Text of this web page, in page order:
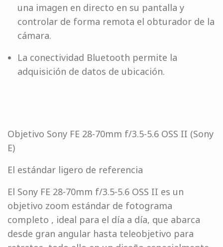
una imagen en directo en su pantalla y
controlar de forma remota el obturador de la
cámara.
La conectividad Bluetooth permite la
adquisición de datos de ubicación.
Objetivo Sony FE 28-70mm f/3.5-5.6 OSS II (Sony
E)
El estándar ligero de referencia
El Sony FE 28-70mm f/3.5-5.6 OSS II es un
objetivo zoom estándar de fotograma
completo , ideal para el día a día, que abarca
desde gran angular hasta teleobjetivo para